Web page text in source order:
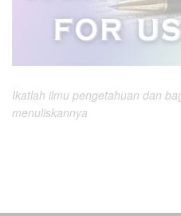
Ikatlah ilmu pengetahuan dan
menuliskannya